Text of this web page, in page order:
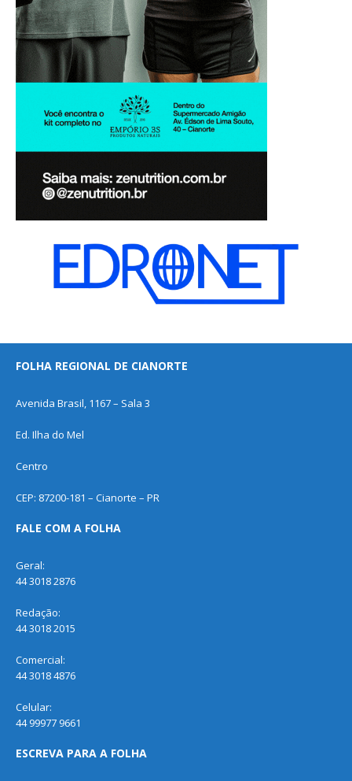
FOLHA REGIONAL DE CIANORTE
Avenida Brasil, 1167 – Sala 3
Ed. Ilha do Mel
Centro
CEP: 87200-181 – Cianorte – PR
FALE COM A FOLHA
Geral:
44 3018 2876
Redação:
44 3018 2015
Comercial:
44 3018 4876
Celular:
44 99977 9661
ESCREVA PARA A FOLHA